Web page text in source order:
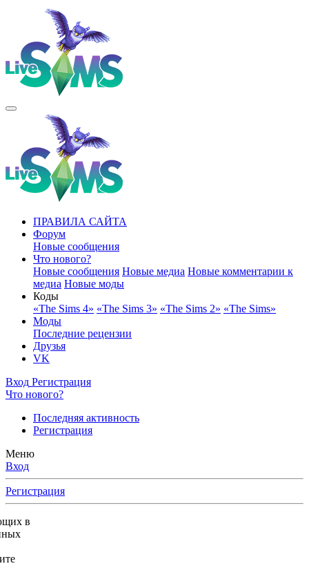
ПРАВИЛА САЙТА
Форум
Новые сообщения
Что нового?
Новые сообщения Новые медиа Новые комментарии к
медиа Новые моды
Коды
«The Sims 4» «The Sims 3» «The Sims 2» «The Sims»
Моды
Последние рецензии
Друзья
VK
Вход Регистрация
Что нового?
Последняя активность
Регистрация
Меню
Вход
Регистрация
в